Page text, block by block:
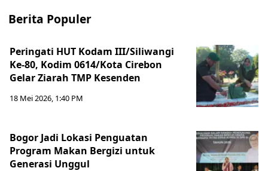
Berita Populer
Peringati HUT Kodam III/Siliwangi
Ke-80, Kodim 0614/Kota Cirebon
Gelar Ziarah TMP Kesenden
18 Mei 2026, 1:40 PM
Bogor Jadi Lokasi Penguatan
Program Makan Bergizi untuk
Generasi Unggul